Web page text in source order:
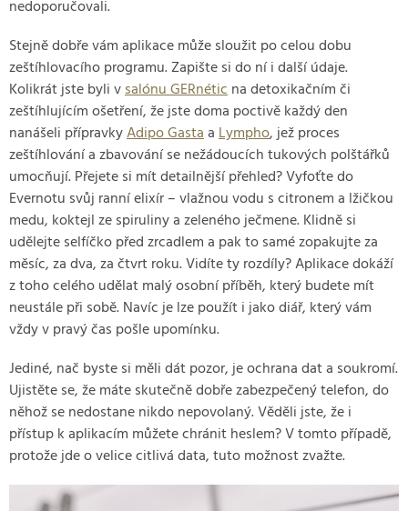
nedoporučovali.
Stejně dobře vám aplikace může sloužit po celou dobu
zeštíhlovacího programu. Zapište si do ní i další údaje.
Kolikrát jste byli vsalónu GERnéticna detoxikačním či
zeštíhlujícím ošetření, že jste doma poctivě každý den
nanášeli přípravkyAdipo GastaaLympho, jež proces
zeštíhlování a zbavování se nežádoucích tukových polštářků
umocňují. Přejete si mít detailnější přehled? Vyfoťte do
Evernotu svůj ranní elixír – vlažnou vodu s citronem a lžičkou
medu, koktejl ze spiruliny a zeleného ječmene. Klidně si
udělejte selfíčko před zrcadlem a pak to samé zopakujte za
měsíc, za dva, za čtvrt roku. Vidíte ty rozdíly? Aplikace dokáží
z toho celého udělat malý osobní příběh, který budete mít
neustále při sobě. Navíc je lze použít i jako diář, který vám
vždy v pravý čas pošle upomínku.
Jediné, nač byste si měli dát pozor, je ochrana dat a soukromí.
Ujistěte se, že máte skutečně dobře zabezpečený telefon, do
něhož se nedostane nikdo nepovolaný. Věděli jste, že i
přístup k aplikacím můžete chránit heslem? V tomto případě,
protože jde o velice citlivá data, tuto možnost zvažte.